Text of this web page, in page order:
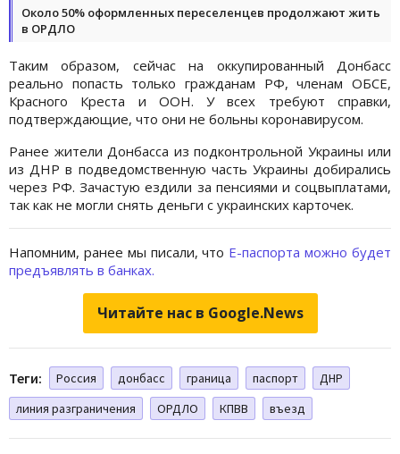
Около 50% оформленных переселенцев продолжают жить
в ОРДЛО
Таким образом, сейчас на оккупированный Донбасс
реально попасть только гражданам РФ, членам ОБСЕ,
Красного Креста и ООН. У всех требуют справки,
подтверждающие, что они не больны коронавирусом.
Ранее жители Донбасса из подконтрольной Украины или
из ДНР в подведомственную часть Украины добирались
через РФ. Зачастую ездили за пенсиями и соцвыплатами,
так как не могли снять деньги с украинских карточек.
Напомним, ранее мы писали, что Е-паспорта можно будет
предъявлять в банках.
Читайте нас в Google.News
Теги: Россия донбасс граница паспорт
ДНР
линия разграничения
ОРДЛО КПВВ въезд